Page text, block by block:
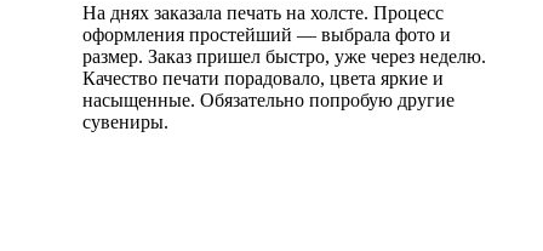
На днях заказала печать на холсте. Процесс
оформления простейший — выбрала фото и
размер. Заказ пришел быстро, уже через неделю.
Качество печати порадовало, цвета яркие и
насыщенные. Обязательно попробую другие
сувениры.